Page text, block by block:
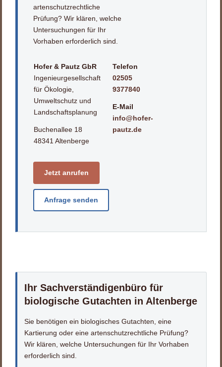
artenschutzrechtliche
Prüfung? Wir klären, welche
Untersuchungen für Ihr
Vorhaben erforderlich sind.
Hofer & Pautz GbR
Ingenieurgesellschaft
für Ökologie,
Umweltschutz und
Landschaftsplanung
Buchenallee 18
48341 Altenberge
Telefon
02505
9377840
E-Mail
info@hofer-
pautz.de
Jetzt anrufen
Anfrage senden
Ihr Sachverständigenbüro für
biologische Gutachten in Altenberge
Sie benötigen ein biologisches Gutachten, eine
Kartierung oder eine artenschutzrechtliche Prüfung?
Wir klären, welche Untersuchungen für Ihr Vorhaben
erforderlich sind.